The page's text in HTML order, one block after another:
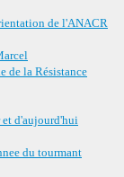
de l'ANACR
de la Résistance
et d'aujourd'hui
du tourmant